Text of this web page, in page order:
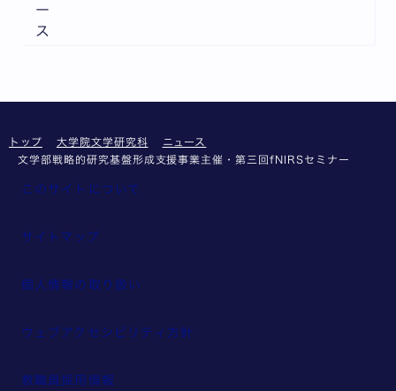
ー
ス
トップ 大学院文学研究科
ニュース
文学部戦略的研究基盤形成支援事業主催・第三回fNIRSセミナー
このサイトについて
サイトマップ
個人情報の取り扱い
ウェブアクセシビリティ方針
教職員採用情報